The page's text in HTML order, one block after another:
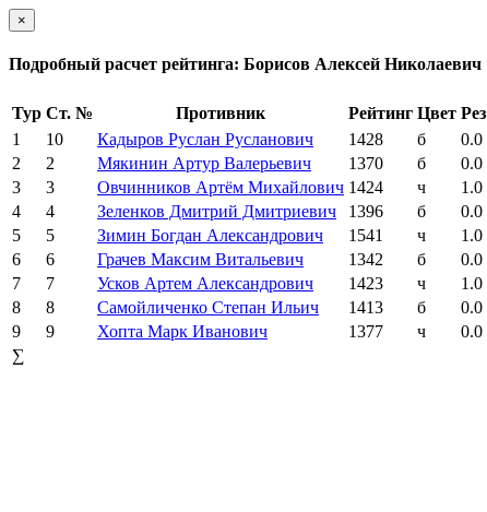
×
Подробный расчет рейтинга: Борисов Алексей Николаевич
Тур Ст. № Противник Рейтинг Цвет Рез
1
10 Кадыров Руслан Русланович 1428 б 0.0
2
2 Мякинин Артур Валерьевич 1370 б 0.0
3
3 Овчинников Артём Михайлович 1424 ч 1.0
4
4 Зеленков Дмитрий Дмитриевич 1396 б 0.0
5
5 Зимин Богдан Александрович 1541 ч 1.0
6
6 Грачев Максим Витальевич 1342 б 0.0
7
7 Усков Артем Александрович 1423 ч 1.0
8
8 Самойличенко Степан Ильич 1413 б 0.0
9
9 Хопта Марк Иванович 1377 ч 0.0
∑